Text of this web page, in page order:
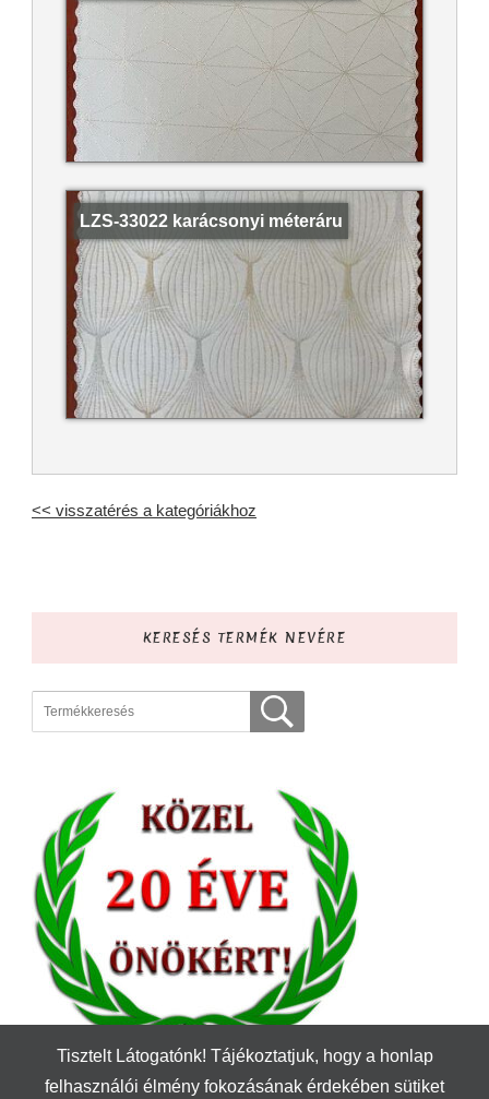
LZS-33022 karácsonyi méteráru
<< visszatérés a kategóriákhoz
KERESÉS TERMÉK NEVÉRE
Tisztelt Látogatónk! Tájékoztatjuk, hogy a honlap
felhasználói élmény fokozásának érdekében sütiket